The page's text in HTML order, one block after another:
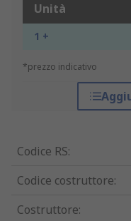
Unità
1 +
*prezzo indicativo
Codice RS:
Codice costruttore:
Costruttore: